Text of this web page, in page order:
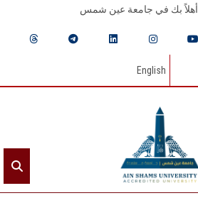
أهلاً بك في جامعة عين شمس
English